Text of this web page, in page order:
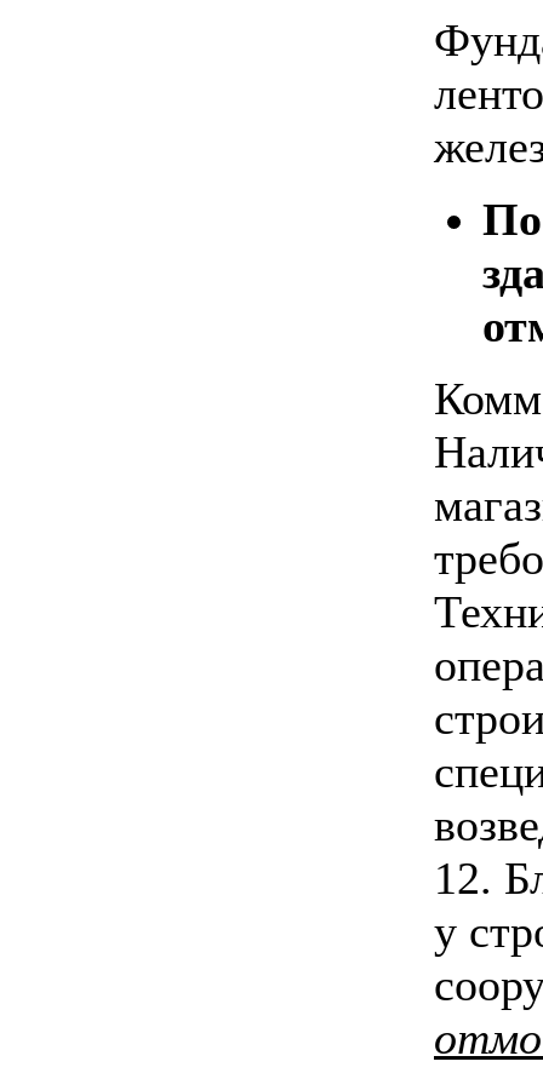
По
12.
у